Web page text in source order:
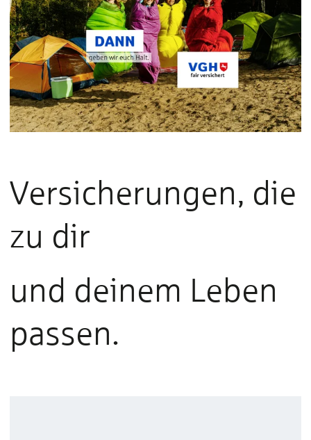
Versicherungen, die
zu dir
und deinem Leben
passen.